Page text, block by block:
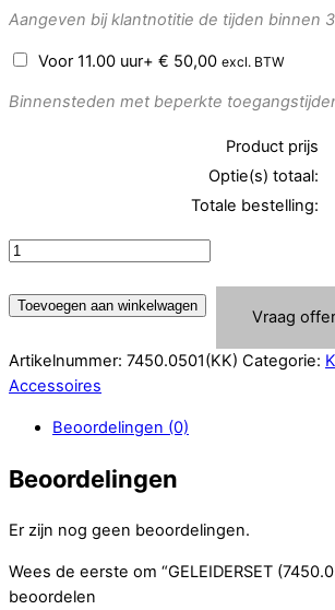
Aangeven bij klantnotitie de tijden binnen
Voor 11.00 uur+ € 50,00 excl. BTW
Binnensteden met beperkte
Product prijs
Optie(s) totaal:
Totale bestelling:
GELEIDERSET
aantal
Toevoegen aan winkelwagen
Vraag
Artikelnummer: 7450.0501(KK) Categorie:
Accessoires
Beoordelingen (0)
Beoordelingen
Er zijn nog geen beoordelingen.
Wees de eerste om “GELEIDERSET
beoordelen